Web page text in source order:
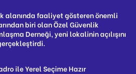
alanında faaliyet gösteren önemli
biri olan Özel Güvenlik
Derneği, yeni lokalinin açılışını
ile Yerel Seçime Hazır